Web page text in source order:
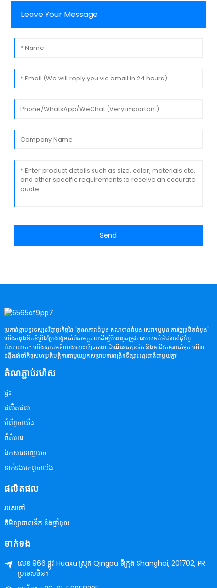
Leave Your Message
Send
ប្រកាន់ខ្ជាប់នូវទស្សនវិជ្ជាធុរកិច្ចនៃ "គុណភាពដំបូង ឥណទានដំបូង សេវាកម្មមុន ការច្នៃប្រឌិតដំបូង"
យើងកំពុងខិតខំប្រឹងប្រែងឱ្យអស់ពីសមត្ថភាពដើម្បីបំពេញតម្រូវការរបស់អតិថិជននៅជុំវិញ
ពិភពលោក។ យើងស្វាគមន៍យ៉ាងស្មោះស្ម័គ្រចំពោះដំណើរទស្សនកិច្ច និងអាជីវកម្មរបស់អ្នក ហើយ
ទន្ទឹងរង់ចាំកិច្ចសហប្រតិបត្តិការជាមួយអ្នកសម្រាប់ការពង្រីកទីផ្សារអន្តរជាតិជាមួយគ្នា!
តំណ​ភ្ជាប់​រហ័ស
ផ្ទះ
ផលិតផល
អំពី​ពួក​យើង
ព័ត៌មាន
ឯកសារទាញយក
ទាក់ទង​មក​ពួក​យើង
ផលិតផល
របស់​ឆៅ
គីមីព្យាបាលទឹក និងថ្នាំពុល
ទាក់ទង
លេខ 966 ផ្លូវ Huaxu ស្រុក Qingpu ទីក្រុង Shanghai, 201702, PR
ប្រទេសចិន។